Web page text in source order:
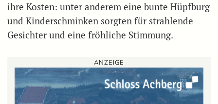
ihre Kosten: unter anderem eine bunte Hüpfburg
und Kinderschminken sorgten für strahlende
Gesichter und eine fröhliche Stimmung.
ANZEIGE